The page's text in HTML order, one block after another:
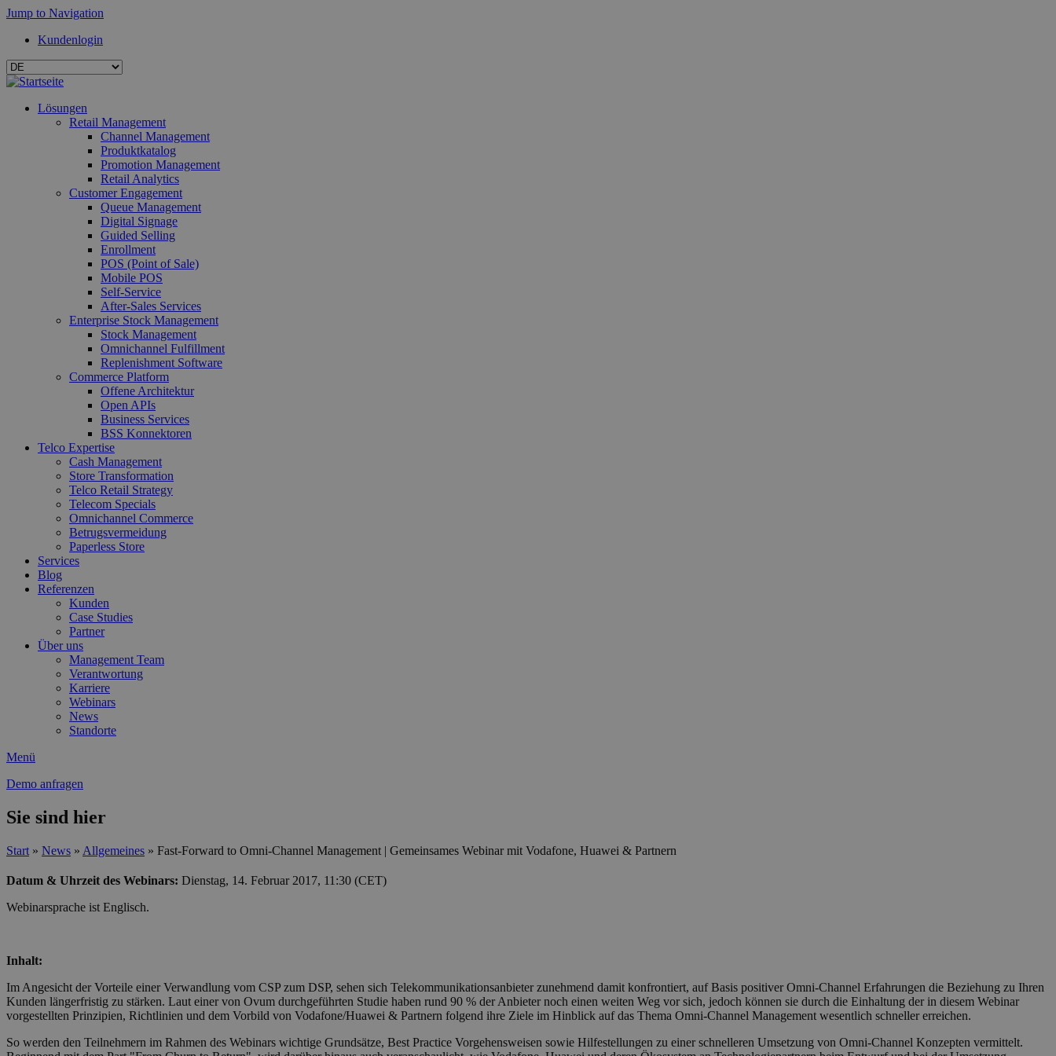
Jump to Navigation
Kundenlogin
Lösungen
Retail Management
Channel Management
Produktkatalog
Promotion Management
Retail Analytics
Customer Engagement
Queue Management
Digital Signage
Guided Selling
Enrollment
POS (Point of Sale)
Mobile POS
Self-Service
After-Sales Services
Enterprise Stock Management
Stock Management
Omnichannel Fulfillment
Replenishment Software
Commerce Platform
Offene Architektur
Open APIs
Business Services
BSS Konnektoren
Telco Expertise
Cash Management
Store Transformation
Telco Retail Strategy
Telecom Specials
Omnichannel Commerce
Betrugsvermeidung
Paperless Store
Services
Blog
Referenzen
Kunden
Case Studies
Partner
Über uns
Management Team
Verantwortung
Karriere
Webinars
News
Standorte
Menü
Demo anfragen
Sie sind hier
Start » News » Allgemeines » Fast-Forward to Omni-Channel Management | Gemeinsames Webinar mit Vodafone, Huawei & Partnern
Datum & Uhrzeit des Webinars: Dienstag, 14. Februar 2017, 11:30 (CET)
Webinarsprache ist Englisch.
Inhalt:
Im Angesicht der Vorteile einer Verwandlung vom CSP zum DSP, sehen sich Telekommunikationsanbieter zunehmend damit konfrontiert, auf Basis positiver Omni-Channel Erfahrungen die Beziehung zu Ihren
Kunden längerfristig zu stärken. Laut einer von Ovum durchgeführten Studie haben rund 90 % der Anbieter noch einen weiten Weg vor sich, jedoch können sie durch die Einhaltung der in diesem Webinar
vorgestellten Prinzipien, Richtlinien und dem Vorbild von Vodafone/Huawei & Partnern folgend ihre Ziele im Hinblick auf das Thema Omni-Channel Management wesentlich schneller erreichen.
So werden den Teilnehmern im Rahmen des Webinars wichtige Grundsätze, Best Practice Vorgehensweisen sowie Hilfestellungen zu einer schnelleren Umsetzung von Omni-Channel Konzepten vermittelt.